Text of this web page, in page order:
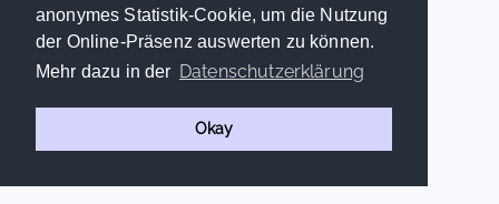
anonymes Statistik-Cookie, um die Nutzung
der Online-Präsenz auswerten zu können.
Mehr dazu in der Datenschutzerklärung
Okay